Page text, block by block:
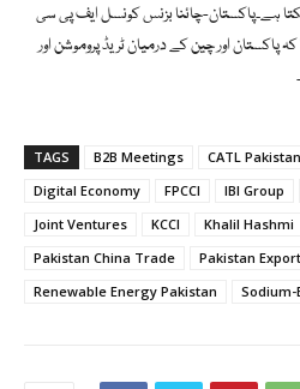
ہے۔پاکستان-چائنا بزنس کونسل ایف پی سی
اور چین کے درمیان ٹریڈ پروموشن اور
TAGS B2B Meetings CATL Pakistan
Digital Economy
FPCCI IBI Group
Joint Ventures
KCCI Khalil Hashmi
Pakistan China Trade
Pakistan
Renewable Energy Pakistan